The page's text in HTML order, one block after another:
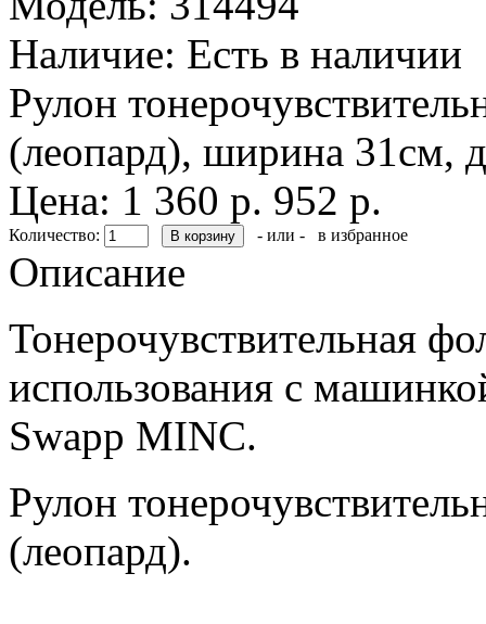
Наличие: Есть в наличии
Рулон
(леопард), ширина 31см,
Цена: 1 360 р. 952 р.
Количество: - или - в избранное
Описание
Тонерочувствительная
использования с
Swapp MINC.
Рулон
(леопард).